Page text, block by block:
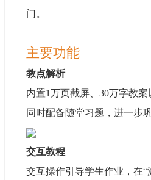
门。
主要功能
教点解析
内置1万页截屏、30万字教
同时配备随堂习题，进一步
交互教程
交互操作引导学生作业，在